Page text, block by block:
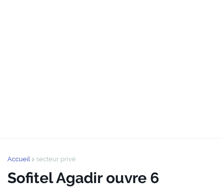
Accueil secteur privé
Sofitel Agadir ouvre 6